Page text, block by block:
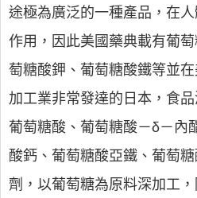
途極為廣泛的一種產品，在
作用，因此美國藥典載有葡
萄糖酸鉀、葡萄糖酸鐵等並
加工業非常發達的日本，食
葡萄糖酸、葡萄糖酸－δ－內
酸鈣、葡萄糖酸亞鐵、葡萄
劑，以葡萄糖為原料深加工